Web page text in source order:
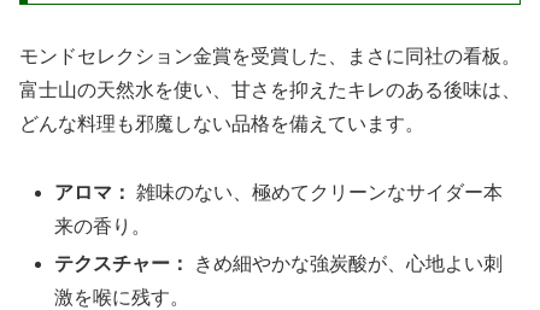
モンドセレクション金賞を受賞した、まさに同社の看板。
富士山の天然水を使い、甘さを抑えたキレのある後味は、
どんな料理も邪魔しない品格を備えています。
アロマ： 雑味のない、極めてクリーンなサイダー本
来の香り。
テクスチャー：
きめ細やかな強炭酸が、心地よい刺
激を喉に残す。